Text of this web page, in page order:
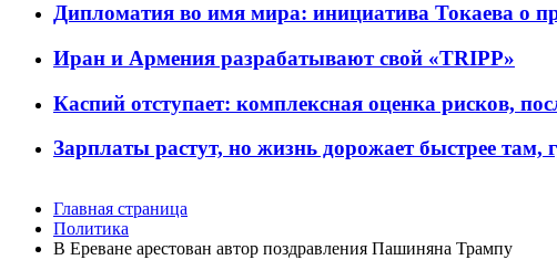
Дипломатия во имя мира: инициатива Токаева о
Иран и Армения разрабатывают свой «TRIPP»
Каспий отступает: комплексная оценка рисков,
Зарплаты растут, но жизнь дорожает быстрее там,
Главная страница
Политика
В Ереване арестован автор поздравления Пашиняна Трампу